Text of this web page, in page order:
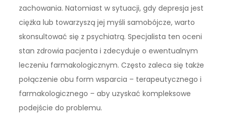
zachowania. Natomiast w sytuacji, gdy depresja jest
ciężka lub towarzyszą jej myśli samobójcze, warto
skonsultować się z psychiatrą. Specjalista ten oceni
stan zdrowia pacjenta i zdecyduje o ewentualnym
leczeniu farmakologicznym. Często zaleca się także
połączenie obu form wsparcia – terapeutycznego i
farmakologicznego – aby uzyskać kompleksowe
podejście do problemu.